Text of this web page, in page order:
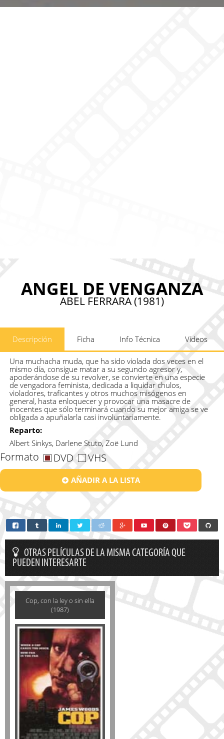
ANGEL DE VENGANZA
ABEL FERRARA (1981)
Descripción Ficha Info Técnica Vídeos
Una muchacha muda, que ha sido violada dos veces en el
mismo día, consigue matar a su segundo agresor y,
apoderándose de su revolver, se convierte en una especie
de vengadora feminista, dedicada a liquidar chulos,
violadores, traficantes y otros muchos misógenos en
general, hasta enloquecer y provocar una masacre de
inocentes que sólo terminará cuando su mejor amiga se ve
obligada a apuñalarla casi involuntariamente.
Reparto:
Albert Sinkys, Darlene Stuto, Zoë Lund
Formato DVD VHS
AÑADIR A LA LISTA
OTRAS PELÍCULAS DE LA MISMA CATEGORÍA QUE
PUEDEN INTERESARTE
Cop, con la ley o sin ella
(1987)